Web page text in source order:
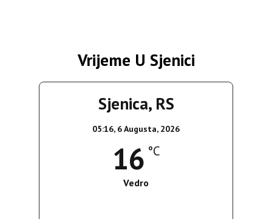
Vrijeme U Sjenici
Sjenica, RS
05:16, 6 Augusta, 2026
16 °C
Vedro